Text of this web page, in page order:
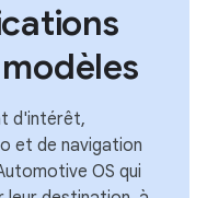
d'intérêt,
et de navigation
OS qui